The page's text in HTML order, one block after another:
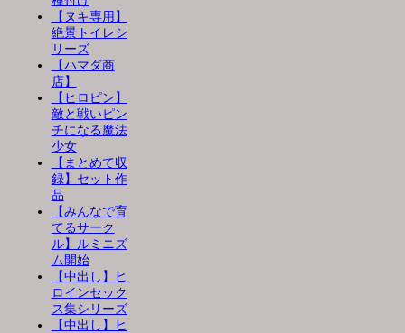
【ヌキ専用】
絶景トイレシ
リーズ
【ハマダ商
店】
【ヒロピン】
敵と戦いピン
チになる魔法
少女
【まとめて収
録】セット作
品
【みんなで育
てるサーク
ル】ルミニズ
ム開始
【中出し】ヒ
ロインセック
ス集シリーズ
【中出し】ヒ